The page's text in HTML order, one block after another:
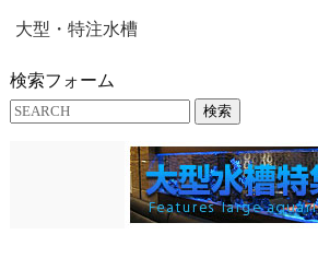
大型・特注水槽
検索フォーム
検索